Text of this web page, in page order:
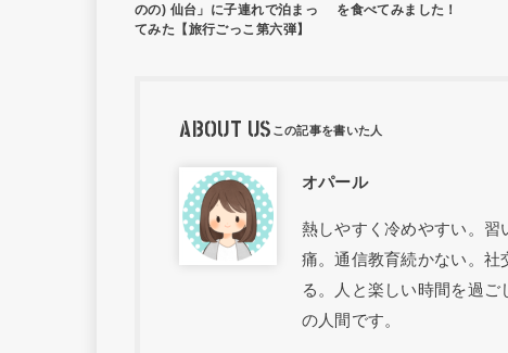
のの) 仙台」に子連れで泊まっ
てみた【旅行ごっこ第六弾】
を食べてみました！
ABOUT US
オパール
熱しやすく冷めやすい。
痛。通信教育続かない。社
る。人と楽しい時間を過
の人間です。